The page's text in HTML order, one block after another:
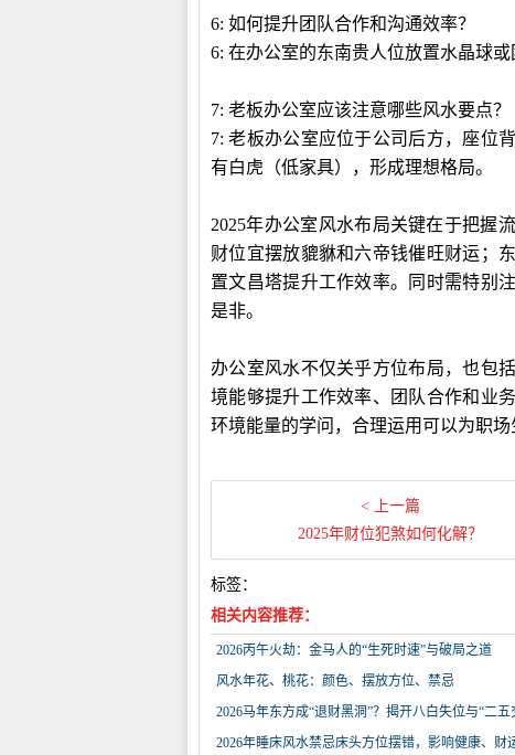
6: 如何提升团队合作和沟通效率？
6: 在办公室的东南贵人位放置水晶球
7: 老板办公室应该注意哪些风水要点？
7:老板办公室应位于公司后方，座位
有白虎（低家具），形成理想格局。
2025年办公室风水布局关键在于把握
财位宜摆放貔貅和六帝钱催旺财运；
置文昌塔提升工作效率。同时需特别
是非。
办公室风水不仅关乎方位布局，也包
境能够提升工作效率、团队合作和业
环境能量的学问，合理运用可以为职场
< 上一篇
2025年财位犯煞如何化解？
标签：
相关内容推荐：
2026丙午火劫：金马人的“生死时速”与破局之道
风水年花、桃花：颜色、摆放方位、禁忌
2026马年东方成“退财黑洞”？揭开八白失位与“二
2026年睡床风水禁忌床头方位摆错，影响健康、财